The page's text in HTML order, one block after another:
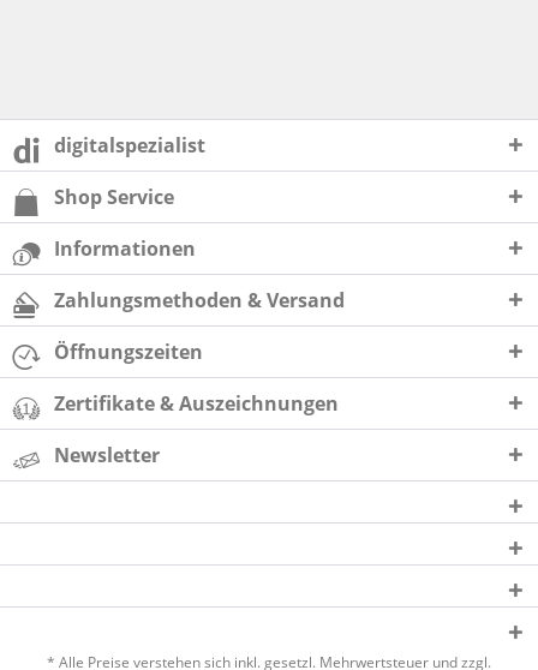
digitalspezialist
Shop Service
Informationen
Zahlungsmethoden & Versand
Öffnungszeiten
Zertifikate & Auszeichnungen
Newsletter
* Alle Preise verstehen sich inkl. gesetzl. Mehrwertsteuer und zzgl.